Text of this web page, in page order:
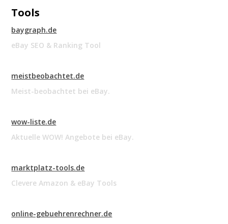
Tools
baygraph.de
eBay SEO & Ranking Tool
meistbeobachtet.de
Meist-beobachtet bei eBay.
wow-liste.de
Aktuelle WOW! Angebote bei eBay.
marktplatz-tools.de
Clevere Amazon & eBay Tools
online-gebuehrenrechner.de